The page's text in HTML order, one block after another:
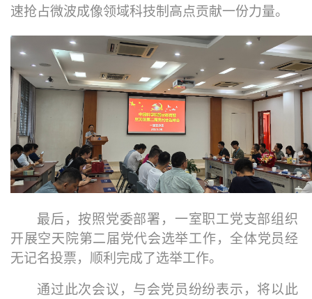
速抢占微波成像领域科技制高点贡献一份力量。
最后，按照党委部署，一室职工党支部组织
开展空天院第二届党代会选举工作，全体党员经
无记名投票，顺利完成了选举工作。
通过此次会议，与会党员纷纷表示，将以此